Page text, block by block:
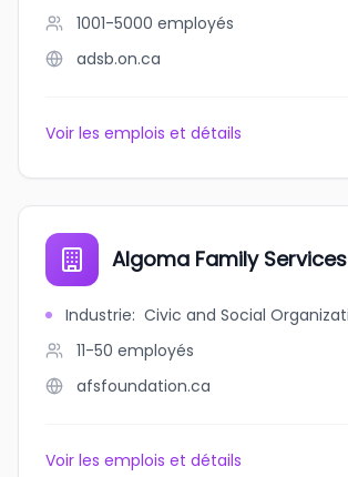
1001-5000 employés
adsb.on.ca
Voir les emplois et détails
Algoma Family Services
Industrie: Civic and Social
11-50 employés
afsfoundation.ca
Voir les emplois et détails